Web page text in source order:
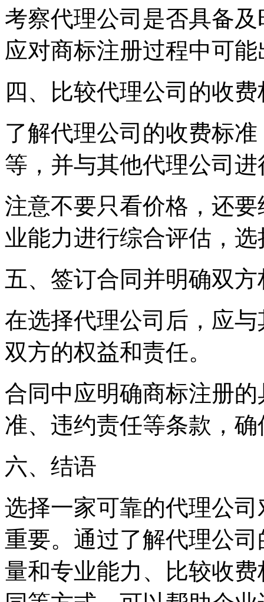
考察代理公司是否具备
应对商标注册过程中可
四、比较代理公司的收
了解代理公司的收费标
等，并与其他代理公司
注意不要只看价格，还
业能力进行综合评估，
五、签订合同并明确双方
在选择代理公司后，应
双方的权益和责任。
合同中应明确商标注册
准、违约责任等条款，
六、结语
选择一家可靠的代理公
重要。通过了解代理公
量和专业能力、比较收